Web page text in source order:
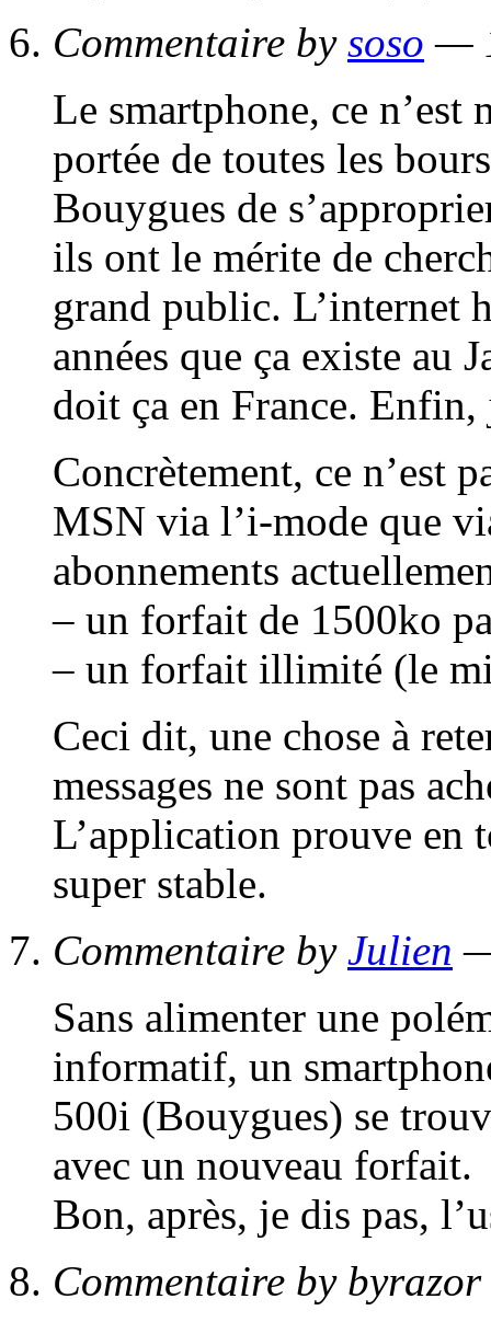
Commentaire by soso —
Le smartphone, ce n’est
portée de toutes les
Bouygues de
ils ont le mérite de
grand public. L’internet
années que ça existe au
doit ça en France. Enfin,
Concrètement, ce n’est
MSN via l’i-mode que
abonnements
– un forfait de 1500ko
– un forfait illimité (le
Ceci dit, une chose à
messages ne sont pas
L’application prouve en
super stable.
Commentaire by Julien
Sans alimenter une
informatif, un
500i (Bouygues) se
avec un nouveau forfait.
Bon, après, je dis pas,
Commentaire by